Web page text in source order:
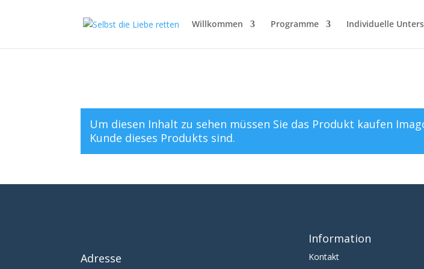
Willkommen Programme Individuelle
Um diesen Inhalt zu sehen müssen Sie das Produkt kaufen
Kunde dieses Produkts sind.
Adresse
Information
Kontakt